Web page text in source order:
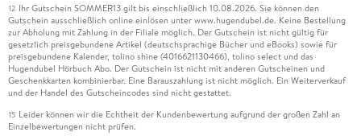
12 Ihr Gutschein SOMMER13 gilt bis einschließlich 10.08.2026. Sie können den
Gutschein ausschließlich online einlösen unter www.hugendubel.de. Keine Bestellung
zur Abholung mit Zahlung in der Filiale möglich. Der Gutschein ist nicht gültig für
gesetzlich preisgebundene Artikel (deutschsprachige Bücher und eBooks) sowie für
preisgebundene Kalender, tolino shine (4016621130466), tolino select und das
Hugendubel Hörbuch Abo. Der Gutschein ist nicht mit anderen Gutscheinen und
Geschenkkarten kombinierbar. Eine Barauszahlung ist nicht möglich. Ein Weiterverkauf
und der Handel des Gutscheincodes sind nicht gestattet.
15 Leider können wir die Echtheit der Kundenbewertung aufgrund der großen Zahl an
Einzelbewertungen nicht prüfen.